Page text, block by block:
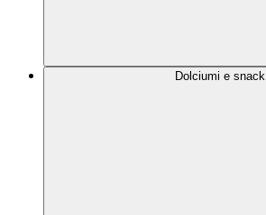
Dolciumi e snack